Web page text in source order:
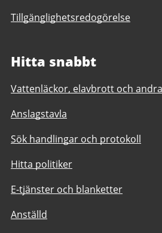
Tillgänglighetsredogörelse
Hitta snabbt
Vattenläckor, elavbrott och
Anslagstavla
Sök handlingar och protokoll
Hitta politiker
E-tjänster och blanketter
Anställd